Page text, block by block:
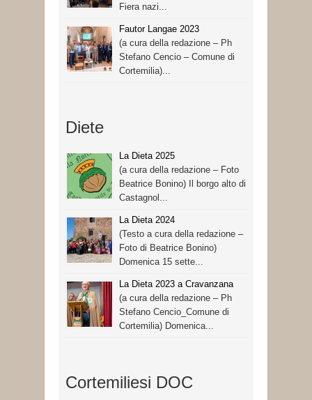
Fiera nazi...
Fautor Langae 2023
(a cura della redazione – Ph
Stefano Cencio – Comune di
Cortemilia)...
Diete
La Dieta 2025
(a cura della redazione – Foto
Beatrice Bonino) Il borgo alto di
Castagnol...
La Dieta 2024
(Testo a cura della redazione –
Foto di Beatrice Bonino)
Domenica 15 sette...
La Dieta 2023 a Cravanzana
(a cura della redazione – Ph
Stefano Cencio_Comune di
Cortemilia) Domenica...
Cortemiliesi DOC